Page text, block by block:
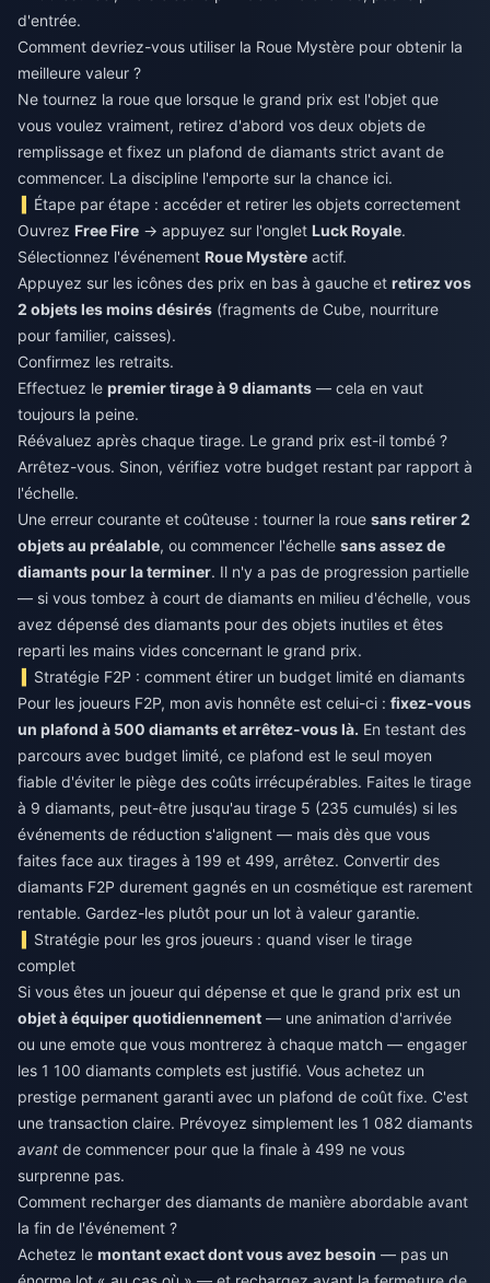
d'entrée.
Comment devriez-vous utiliser la Roue Mystère pour obtenir la
meilleure valeur ?
Ne tournez la roue que lorsque le grand prix est l'objet que
vous voulez vraiment, retirez d'abord vos deux objets de
remplissage et fixez un plafond de diamants strict avant de
commencer. La discipline l'emporte sur la chance ici.
Étape par étape : accéder et retirer les objets correctement
Ouvrez Free Fire → appuyez sur l'onglet Luck Royale.
Sélectionnez l'événement Roue Mystère actif.
Appuyez sur les icônes des prix en bas à gauche et retirez vos
2 objets les moins désirés (fragments de Cube, nourriture
pour familier, caisses).
Confirmez les retraits.
Effectuez le premier tirage à 9 diamants — cela en vaut
toujours la peine.
Réévaluez après chaque tirage. Le grand prix est-il tombé ?
Arrêtez-vous. Sinon, vérifiez votre budget restant par rapport à
l'échelle.
Une erreur courante et coûteuse : tourner la roue sans retirer 2
objets au préalable, ou commencer l'échelle sans assez de
diamants pour la terminer. Il n'y a pas de progression partielle
— si vous tombez à court de diamants en milieu d'échelle, vous
avez dépensé des diamants pour des objets inutiles et êtes
reparti les mains vides concernant le grand prix.
Stratégie F2P : comment étirer un budget limité en diamants
Pour les joueurs F2P, mon avis honnête est celui-ci : fixez-vous
un plafond à 500 diamants et arrêtez-vous là. En testant des
parcours avec budget limité, ce plafond est le seul moyen
fiable d'éviter le piège des coûts irrécupérables. Faites le tirage
à 9 diamants, peut-être jusqu'au tirage 5 (235 cumulés) si les
événements de réduction s'alignent — mais dès que vous
faites face aux tirages à 199 et 499, arrêtez. Convertir des
diamants F2P durement gagnés en un cosmétique est rarement
rentable. Gardez-les plutôt pour un lot à valeur garantie.
Stratégie pour les gros joueurs : quand viser le tirage
complet
Si vous êtes un joueur qui dépense et que le grand prix est un
objet à équiper quotidiennement — une animation d'arrivée
ou une emote que vous montrerez à chaque match — engager
les 1 100 diamants complets est justifié. Vous achetez un
prestige permanent garanti avec un plafond de coût fixe. C'est
une transaction claire. Prévoyez simplement les 1 082 diamants
avant de commencer pour que la finale à 499 ne vous
surprenne pas.
Comment recharger des diamants de manière abordable avant
la fin de l'événement ?
Achetez le montant exact dont vous avez besoin — pas un